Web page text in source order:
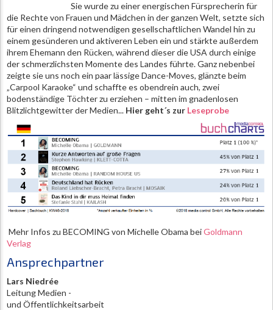
Sie wurde zu einer energischen Fürsprecherin für
die Rechte von Frauen und Mädchen in der ganzen Welt, setzte sich
für einen dringend notwendigen gesellschaftlichen Wandel hin zu
einem gesünderen und aktiveren Leben ein und stärkte außerdem
ihrem Ehemann den Rücken, während dieser die USA durch einige
der schmerzlichsten Momente des Landes führte. Ganz nebenbei
zeigte sie uns noch ein paar lässige Dance-Moves, glänzte beim
„Carpool Karaoke“ und schaffte es obendrein auch, zwei
bodenständige Töchter zu erziehen – mitten im gnadenlosen
Blitzlichtgewitter der Medien... Hier geht´s zur Leseprobe
Mehr Infos zu BECOMING von Michelle Obama beiGoldmann
Verlag
Ansprechpartner
Lars Niedrée
Leitung Medien -
und Öffentlichkeitsarbeit